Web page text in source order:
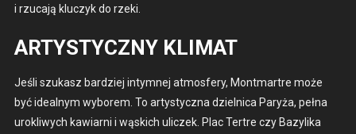
i rzu­ca­ją kluczyk do rze­ki.
ARTYSTYCZNY KLIMAT
Jeśli szukasz bardziej intym­nej atmos­fery, Mont­martre może
być ide­al­nym wyborem. To artysty­cz­na dziel­ni­ca Paryża, peł­na
urokli­wych kaw­iarni i wąs­kich uliczek. Plac Tertre czy Bazy­li­ka